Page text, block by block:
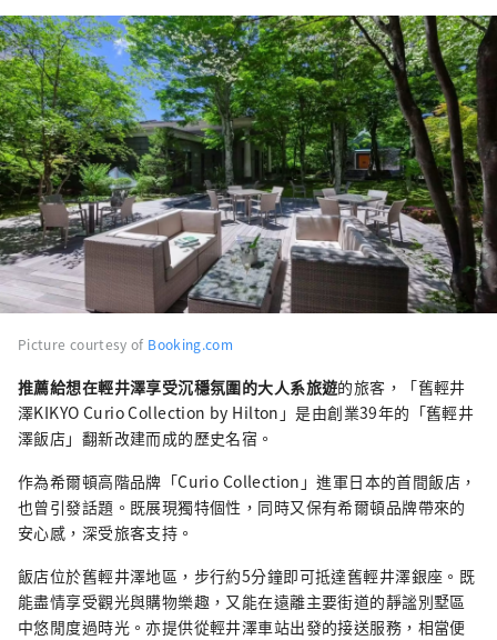
Picture courtesy of Booking.com
推薦給想在輕井澤享受沉穩氛圍的大人系旅遊的旅客，「舊輕井
澤KIKYO Curio Collection by Hilton」是由創業39年的「舊輕井
澤飯店」翻新改建而成的歷史名宿。
作為希爾頓高階品牌「Curio Collection」進軍日本的首間飯店，
也曾引發話題。既展現獨特個性，同時又保有希爾頓品牌帶來的
安心感，深受旅客支持。
飯店位於舊輕井澤地區，步行約5分鐘即可抵達舊輕井澤銀座。既
能盡情享受觀光與購物樂趣，又能在遠離主要街道的靜謐別墅區
中悠閒度過時光。亦提供從輕井澤車站出發的接送服務，相當便